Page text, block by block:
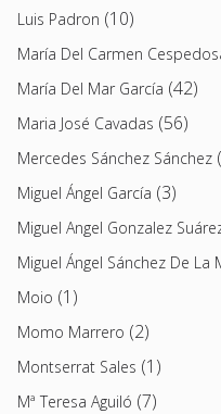
Luis Padron (10)
María Del Carmen
María Del Mar García (42)
Maria José Cavadas (56)
Mercedes Sánchez Sánchez
Miguel Ángel García (3)
Miguel Angel Gonzalez
Miguel Ángel Sánchez De La
Moio (1)
Momo Marrero (2)
Montserrat Sales (1)
Mª Teresa Aguiló (7)